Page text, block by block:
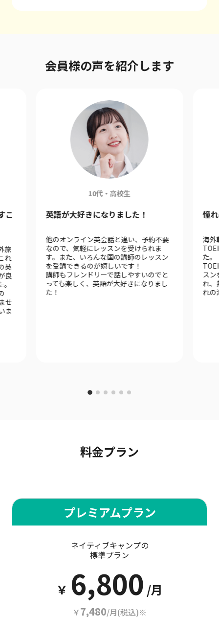
会員様の声を紹介します
こ
旅
れ
英
良
せ
ま
10代・高校生
英語が大好きになりました！
他のオンライン英会話と違い、予約不要
なので、気軽にレッスンを受けられま
す。また、いろんな国の講師のレッスン
を受講できるのが嬉しいです！
講師もフレンドリーで話しやすいのでと
っても楽しく、英語が大好きになりまし
た！
憧
海外
た。
スン
れ、
れの
料金プラン
プレミアムプラン
ネイティブキャンプの
標準プラン
￥ 6,800 /月
￥7,480/月(税込)※